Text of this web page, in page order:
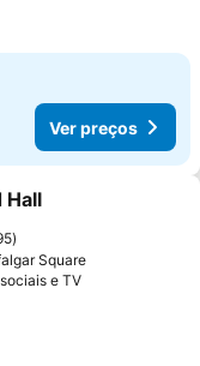
Ver preços
aos favoritos
Hall
Square
e TVVer preços